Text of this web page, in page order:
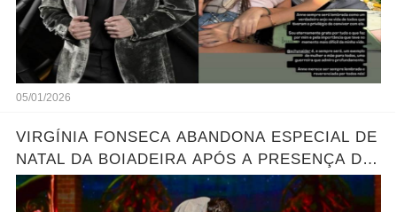
05/01/2026
VIRGÍNIA FONSECA ABANDONA ESPECIAL DE
NATAL DA BOIADEIRA APÓS A PRESENÇA DE
ZÉ FELIPE